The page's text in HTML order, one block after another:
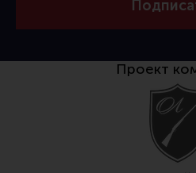
Прочее снаряжение
Инструменты и другие аксессуары
Шомполы и наборы для чистки
Ершики, вишеры, переходники
Проект